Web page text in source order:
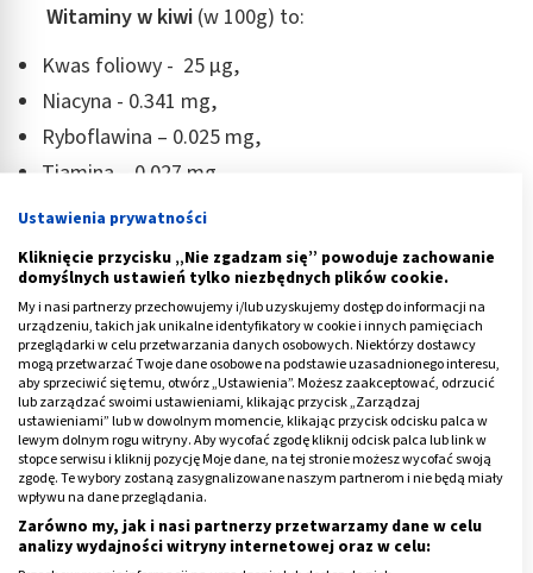
Witaminy w kiwi (w 100g) to:
Kwas foliowy - 25 µg,
Niacyna - 0.341 mg,
Ryboflawina – 0.025 mg,
Tiamina – 0.027 mg,
Witamina A – 87 IU,
Witamina B6 - 0.063 mg,
Witamina C – 92.7 mg,
Witamina E – 1.46 mg,
Witamina K - 40.3 µg
Minerały w kiwi(w 100g):
Cynk - 0.14 mg,
Fosfor - 34 mg ,
Magnez - 17 mg,
Potas - 312 mg,
Ustawienia prywatności
Kliknięcie przycisku „Nie zgadzam się” powoduje zachowanie
domyślnych ustawień tylko niezbędnych plików cookie.
My i nasi partnerzy przechowujemy i/lub uzyskujemy dostęp do informacji na
urządzeniu, takich jak unikalne identyfikatory w cookie i innych pamięciach
przeglądarki w celu przetwarzania danych osobowych. Niektórzy dostawcy
mogą przetwarzać Twoje dane osobowe na podstawie uzasadnionego interesu,
aby sprzeciwić się temu, otwórz „Ustawienia”. Możesz zaakceptować, odrzucić
lub zarządzać swoimi ustawieniami, klikając przycisk „Zarządzaj
ustawieniami” lub w dowolnym momencie, klikając przycisk odcisku palca w
lewym dolnym rogu witryny. Aby wycofać zgodę kliknij odcisk palca lub link w
stopce serwisu i kliknij pozycję Moje dane, na tej stronie możesz wycofać swoją
zgodę. Te wybory zostaną zasygnalizowane naszym partnerom i nie będą miały
wpływu na dane przeglądania.
Zarówno my, jak i nasi partnerzy przetwarzamy dane w celu
analizy wydajności witryny internetowej oraz w celu: